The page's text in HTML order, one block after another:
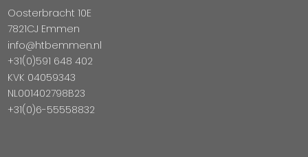
Oosterbracht 10E
7821CJ Emmen
info@htbemmen.nl
+31(0)591 648 402
KVK 04059343
NL001402798B23
+31(0)6-55558832